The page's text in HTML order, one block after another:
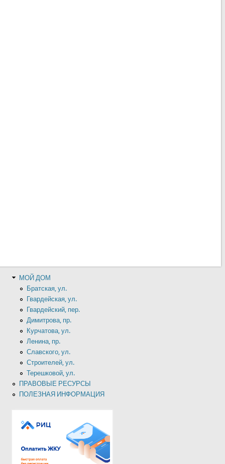
МОЙ ДОМ
Братская, ул.
Гвардейская, ул.
Гвардейский, пер.
Димитрова, пр.
Курчатова, ул.
Ленина, пр.
Славского, ул.
Строителей, ул.
Терешковой, ул.
ПРАВОВЫЕ РЕСУРСЫ
ПОЛЕЗНАЯ ИНФОРМАЦИЯ